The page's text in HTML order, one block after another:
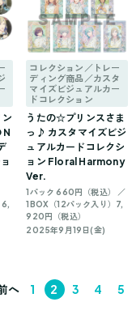
N
6,
コレクション／トレー
ディング商品／カスタ
マイズビジュアルカー
ドコレクション
うたの☆プリンスさま
っ♪ カスタマイズビジ
ュアルカードコレクシ
ョン Floral Harmony
Ver.
1パック 660円（税込） ／
1BOX（12パック入り）7,
920円（税込）
2025年9月19日(金)
へ 1 2 3 4 5